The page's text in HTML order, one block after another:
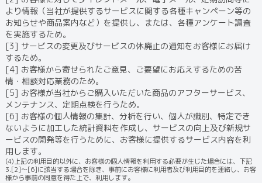
より情報（当社が提供するサービスに関する各種キャンペーン等の
お知らせや商品案内など）を提供し、または、各種アンケート調査
を実施するため。
[3] サービスの変更及びサービスの休廃止の通知をお客様にお届け
するため。
[4] お客様から寄せられたご意見、ご要望にお応えするための苦
情・相談対応業務のため。
[5] お客様が当社からご購入いただいた商品のアフターサービス、
メンテナンス、定期点検を行うため。
[6] お客様の個人情報の集計、分析を行い、個人が識別、特定でき
ないように加工した統計資料を作成し、サービスの向上及び新規サ
ービスの開発等を行うために、お客様に提供するサービス内容を利
用します。
(4)上記の利用目的以外に、お客様の個人情報を利用する必要が生じた場合には、下記
3.[2]～[6]に該当する場合を除き、事前にお客様に利用者及び利用目的を連絡し、お客
様から事前の同意を得た上で、利用します。